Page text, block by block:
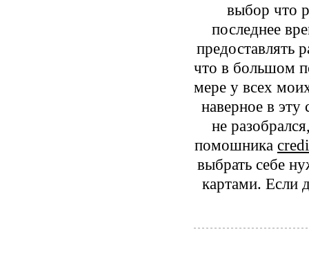
выбор что
последнее
предоставлять
что в большом
мере у всех
наверное в
не
помошника
выбрать себе
картами. Если